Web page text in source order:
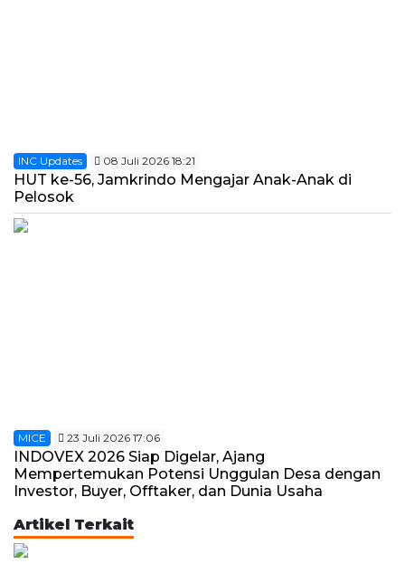
INC Updates 08 Juli 2026 18:21
HUT ke-56, Jamkrindo Mengajar Anak-Anak di
Pelosok
MICE 23 Juli 2026 17:06
INDOVEX 2026 Siap Digelar, Ajang
Mempertemukan Potensi Unggulan Desa dengan
Investor, Buyer, Offtaker, dan Dunia Usaha
Artikel Terkait